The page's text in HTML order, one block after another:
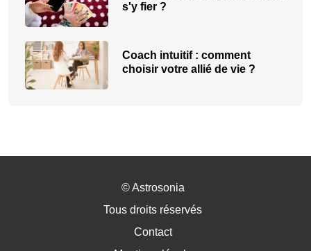
s'y fier ?
Coach intuitif : comment
choisir votre allié de vie ?
©Astrosonia
Tous droits réservés
Contact